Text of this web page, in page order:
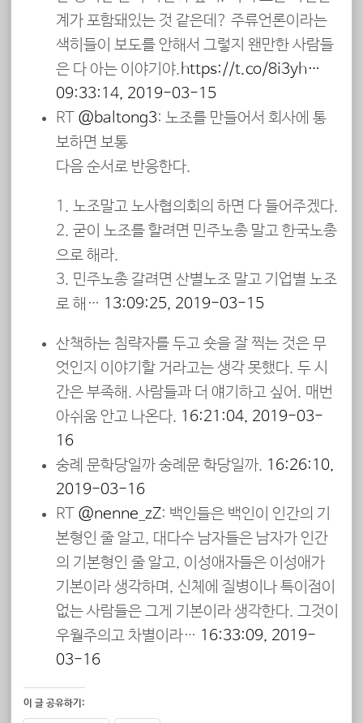
계가 포함돼있는 것 같은데? 주류언론이라는
색히들이 보도를 안해서 그렇지 왠만한 사람들
은 다 아는 이야기야.https://t.co/8i3yh…
09:33:14, 2019-03-15
RT @baltong3: 노조를 만들어서 회사에 통
보하면 보통
다음 순서로 반응한다.
1. 노조말고 노사협의회의 하면 다 들어주겠다.
2. 굳이 노조를 할려면 민주노총 말고 한국노총
으로 해라.
3. 민주노총 갈려면 산별노조 말고 기업별 노조
로 해… 13:09:25, 2019-03-15
산책하는 침략자를 두고 숏을 잘 찍는 것은 무
엇인지 이야기할 거라고는 생각 못했다. 두 시
간은 부족해. 사람들과 더 얘기하고 싶어. 매번
아쉬움 안고 나온다. 16:21:04, 2019-03-
16
숭례 문학당일까 숭례문 학당일까. 16:26:10,
2019-03-16
RT @nenne_zZ: 백인들은 백인이 인간의 기
본형인 줄 알고, 대다수 남자들은 남자가 인간
의 기본형인 줄 알고, 이성애자들은 이성애가
기본이라 생각하며, 신체에 질병이나 특이점이
없는 사람들은 그게 기본이라 생각한다. 그것이
우월주의고 차별이라… 16:33:09, 2019-
03-16
이 글 공유하기: